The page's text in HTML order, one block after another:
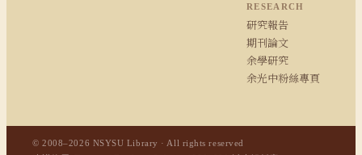
RESEARCH
研究報告
期刊論文
余學研究
余光中粉絲專頁
© 2008–2026 NSYSU Library · All rights reserved